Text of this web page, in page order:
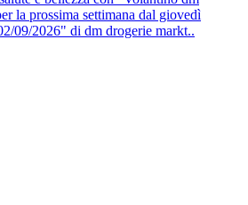
la prossima settimana dal giovedì
09/2026" di dm drogerie markt..